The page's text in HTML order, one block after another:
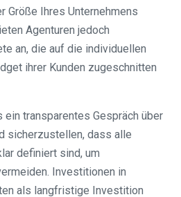
Größe Ihres Unternehmens
Agenturen jedoch
an, die auf die individuellen
ihrer Kunden zugeschnitten
ein transparentes Gespräch über
sicherzustellen, dass alle
definiert sind, um
Investitionen in
als langfristige Investition